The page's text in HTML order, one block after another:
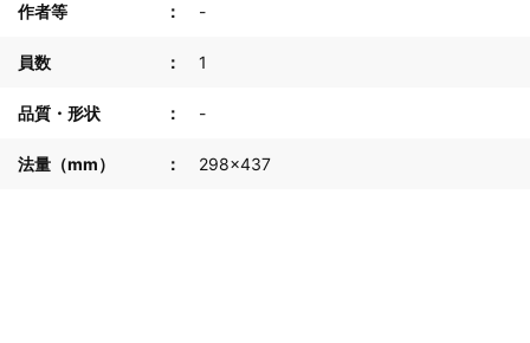
作者等 -
員数 1
品質・形状 -
法量（mm） 298×437